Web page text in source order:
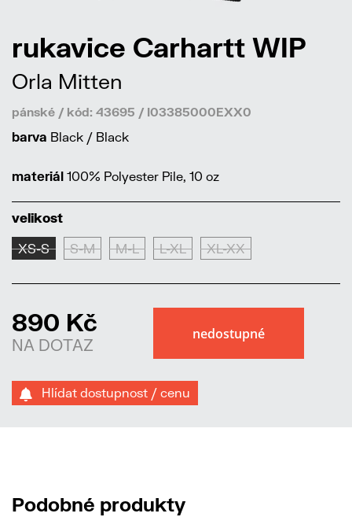
rukavice Carhartt WIP
Orla Mitten
pánské / kód: 43695 / I03385000EXX0
barva Black / Black
materiál 100% Polyester Pile, 10 oz
velikost
XS-S S-M M-L L-XL XL-XX
890 Kč
NA DOTAZ
Hlídat dostupnost / cenu
Podobné produkty